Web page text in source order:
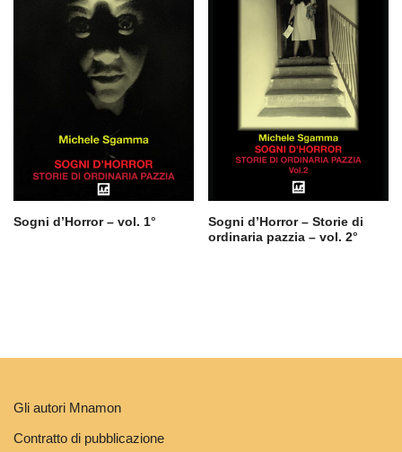
Sogni d’Horror – vol. 1°
Sogni d’Horror – Storie di
ordinaria pazzia – vol. 2°
Gli autori Mnamon
Contratto di pubblicazione